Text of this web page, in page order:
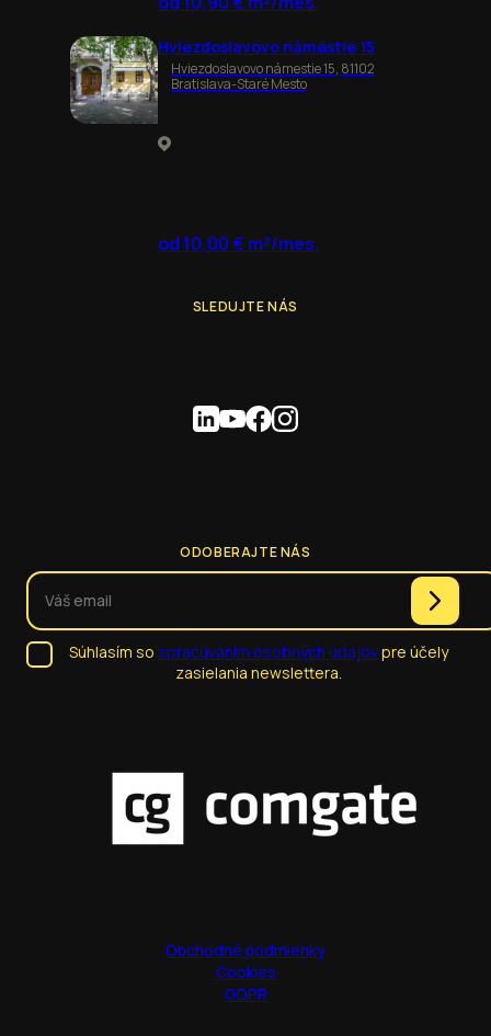
Hviezdoslavovo námestie 15
Hviezdoslavovo námestie 15, 81102
Bratislava-Staré Mesto
od 10,00 € m²/mes.
SLEDUJTE NÁS
ODOBERAJTE NÁS
Súhlasím so spracúvaním osobných údajovpre účely
zasielania newslettera.
Obchodné podmienky
Cookies
GDPR